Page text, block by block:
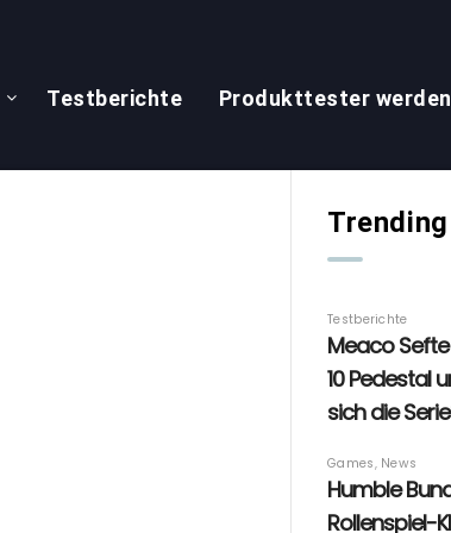
Testberichte Produkttester werden
Trending